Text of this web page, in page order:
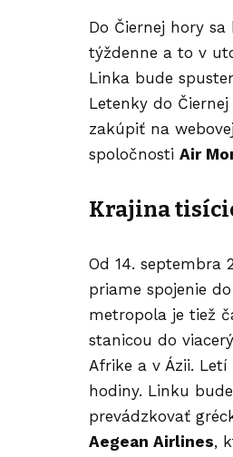
Do Čiernej hory
týždenne a to v
Linka bude
Letenky do
zakúpiť na
spoločnosti Air
Krajina
Od 14. septembra
priame spojenie do
metropola je tiež
stanicou do
Afrike a v Ázii.
hodiny. Linku
prevádzkovať
Aegean Airlines,